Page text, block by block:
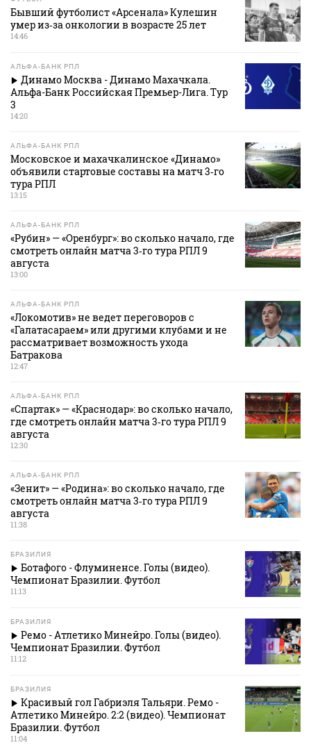
Бывший футболист «Арсенала» Кулешин
умер из‑за онкологии в возрасте 25 лет
14:46
АЛЬФА-БАНК РПЛ
Динамо Москва - Динамо Махачкала.
Альфа-Банк Российская Премьер-Лига. Тур
3
14:20
АЛЬФА-БАНК РПЛ
Московское и махачкалинское «Динамо»
объявили стартовые составы на матч 3‑го
тура РПЛ
13:15
АЛЬФА-БАНК РПЛ
«Рубин» — «Оренбург»: во сколько начало, где
смотреть онлайн матча 3‑го тура РПЛ 9
августа
13:00
АЛЬФА-БАНК РПЛ
«Локомотив» не ведет переговоров с
«Галатасараем» или другими клубами и не
рассматривает возможность ухода
Батракова
12:47
АЛЬФА-БАНК РПЛ
«Спартак» — «Краснодар»: во сколько начало,
где смотреть онлайн матча 3‑го тура РПЛ 9
августа
12:30
АЛЬФА-БАНК РПЛ
«Зенит» — «Родина»: во сколько начало, где
смотреть онлайн матча 3‑го тура РПЛ 9
августа
11:38
БРАЗИЛИЯ
Ботафого - Флуминенсе. Голы (видео).
Чемпионат Бразилии. Футбол
11:13
БРАЗИЛИЯ
Ремо - Атлетико Минейро. Голы (видео).
Чемпионат Бразилии. Футбол
11:12
БРАЗИЛИЯ
Красивый гол Габриэля Тальяри. Ремо -
Атлетико Минейро. 2:2 (видео). Чемпионат
Бразилии. Футбол
11:04